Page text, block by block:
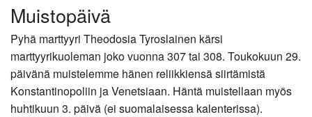
Muistopäivä
Pyhä marttyyri Theodosia Tyroslainen kärsi
marttyyrikuoleman joko vuonna 307 tai 308. Toukokuun 29.
päivänä muistelemme hänen reliikkiensä siirtämistä
Konstantinopoliin ja Venetsiaan. Häntä muistellaan myös
huhtikuun 3. päivä (ei suomalaisessa kalenterissa).